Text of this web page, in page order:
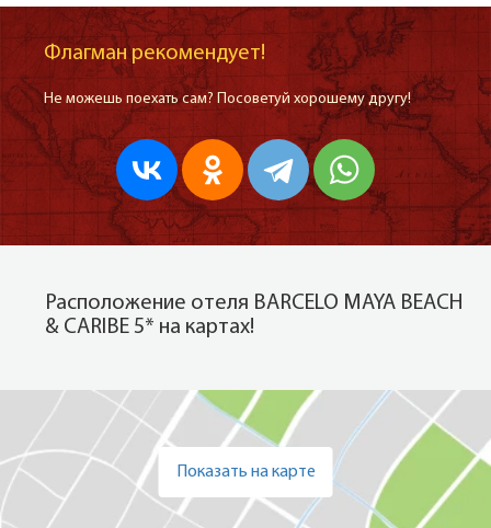
Флагман рекомендует!
Не можешь поехать сам? Посоветуй хорошему другу!
Расположение отеля BARCELO MAYA BEACH
& CARIBE 5* на картах!
Показать на карте